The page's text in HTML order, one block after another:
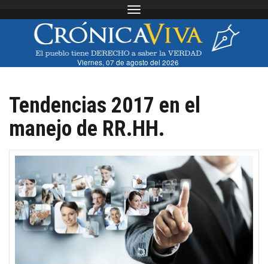
Toggle navigation
Viernes, 07 de agosto del 2026
Tendencias 2017 en el
manejo de RR.HH.